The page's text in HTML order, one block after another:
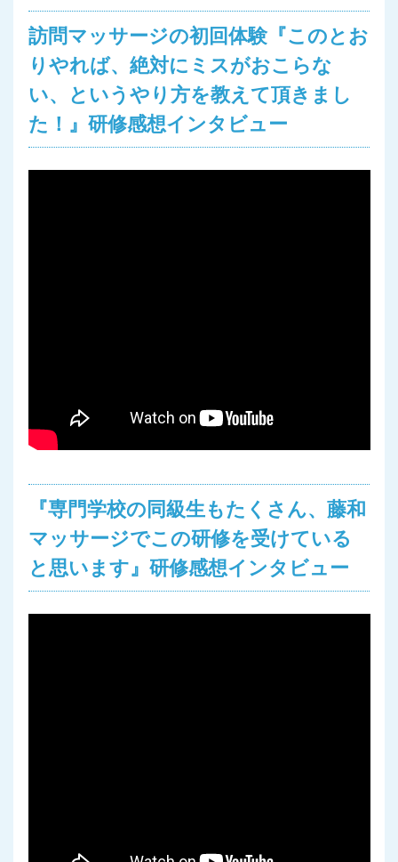
訪問マッサージの初回体験『このとお
りやれば、絶対にミスがおこらな
い、というやり方を教えて頂きまし
た！』研修感想インタビュー
『専門学校の同級生もたくさん、藤和
マッサージでこの研修を受けている
と思います』研修感想インタビュー